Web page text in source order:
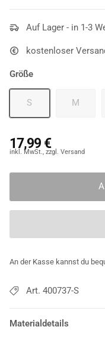
sexy gleichermaßen.
dafür schwingt der
leichte
dazu noch Handschuhe
Strumpfhose und
der nicht unbedingt
Auf Lager - in 1-3
kostenloser
Größe
S M
17,99 €
An der Kasse kannst du
Art. 400737-S
Materialdetails